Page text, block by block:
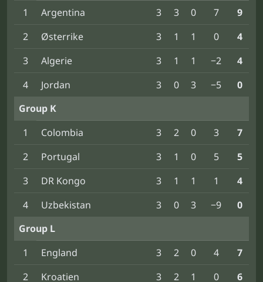
1 Argentina 3 3 0 7
9
2
Østerrike 3 1 1 0
4
3
Algerie 3 1 1 −2
4
4
Jordan 3 0 3 −5
0
Group K
1
Colombia 3 2 0 3
7
2
Portugal 3 1 0 5
5
3
DR Kongo 3 1 1 1
4
4
Uzbekistan 3 0 3 −9
0
Group L
1
England 3 2 0 4
7
2
Kroatien 3 2 1 0
6